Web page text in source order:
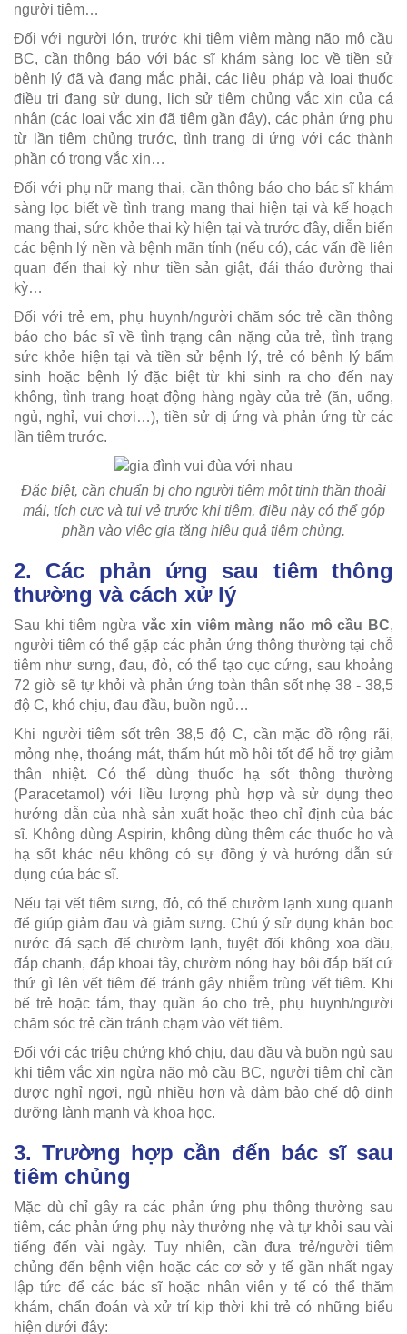
người tiêm…
Đối với người lớn, trước khi tiêm viêm màng não mô cầu
BC, cần thông báo với bác sĩ khám sàng lọc về tiền sử
bệnh lý đã và đang mắc phải, các liệu pháp và loại thuốc
điều trị đang sử dụng, lịch sử tiêm chủng vắc xin của cá
nhân (các loại vắc xin đã tiêm gần đây), các phản ứng phụ
từ lần tiêm chủng trước, tình trạng dị ứng với các thành
phần có trong vắc xin…
Đối với phụ nữ mang thai, cần thông báo cho bác sĩ khám
sàng lọc biết về tình trạng mang thai hiện tại và kế hoạch
mang thai, sức khỏe thai kỳ hiện tại và trước đây, diễn biến
các bệnh lý nền và bệnh mãn tính (nếu có), các vấn đề liên
quan đến thai kỳ như tiền sản giật, đái tháo đường thai
kỳ…
Đối với trẻ em, phụ huynh/người chăm sóc trẻ cần thông
báo cho bác sĩ về tình trạng cân nặng của trẻ, tình trạng
sức khỏe hiện tại và tiền sử bệnh lý, trẻ có bệnh lý bẩm
sinh hoặc bệnh lý đặc biệt từ khi sinh ra cho đến nay
không, tình trạng hoạt động hàng ngày của trẻ (ăn, uống,
ngủ, nghỉ, vui chơi…), tiền sử dị ứng và phản ứng từ các
lần tiêm trước.
Đặc biệt, cần chuẩn bị cho người tiêm một tinh thần thoải
mái, tích cực và tui vẻ trước khi tiêm, điều này có thể góp
phần vào việc gia tăng hiệu quả tiêm chủng.
2. Các phản ứng sau tiêm thông
thường và cách xử lý
Sau khi tiêm ngừa vắc xin viêm màng não mô cầu BC,
người tiêm có thể gặp các phản ứng thông thường tại chỗ
tiêm như sưng, đau, đỏ, có thể tạo cục cứng, sau khoảng
72 giờ sẽ tự khỏi và phản ứng toàn thân sốt nhẹ 38 - 38,5
độ C, khó chịu, đau đầu, buồn ngủ…
Khi người tiêm sốt trên 38,5 độ C, cần mặc đồ rộng rãi,
mỏng nhẹ, thoáng mát, thấm hút mồ hôi tốt để hỗ trợ giảm
thân nhiệt. Có thể dùng thuốc hạ sốt thông thường
(Paracetamol) với liều lượng phù hợp và sử dụng theo
hướng dẫn của nhà sản xuất hoặc theo chỉ định của bác
sĩ. Không dùng Aspirin, không dùng thêm các thuốc ho và
hạ sốt khác nếu không có sự đồng ý và hướng dẫn sử
dụng của bác sĩ.
Nếu tại vết tiêm sưng, đỏ, có thể chườm lạnh xung quanh
để giúp giảm đau và giảm sưng. Chú ý sử dụng khăn bọc
nước đá sạch để chườm lạnh, tuyệt đối không xoa dầu,
đắp chanh, đắp khoai tây, chườm nóng hay bôi đắp bất cứ
thứ gì lên vết tiêm để tránh gây nhiễm trùng vết tiêm. Khi
bế trẻ hoặc tắm, thay quần áo cho trẻ, phụ huynh/người
chăm sóc trẻ cần tránh chạm vào vết tiêm.
Đối với các triệu chứng khó chịu, đau đầu và buồn ngủ sau
khi tiêm vắc xin ngừa não mô cầu BC, người tiêm chỉ cần
được nghỉ ngơi, ngủ nhiều hơn và đảm bảo chế độ dinh
dưỡng lành mạnh và khoa học.
3. Trường hợp cần đến bác sĩ sau
tiêm chủng
Mặc dù chỉ gây ra các phản ứng phụ thông thường sau
tiêm, các phản ứng phụ này thưởng nhẹ và tự khỏi sau vài
tiếng đến vài ngày. Tuy nhiên, cần đưa trẻ/người tiêm
chủng đến bệnh viện hoặc các cơ sở y tế gần nhất ngay
lập tức để các bác sĩ hoặc nhân viên y tế có thể thăm
khám, chẩn đoán và xử trí kịp thời khi trẻ có những biểu
hiện dưới đây: